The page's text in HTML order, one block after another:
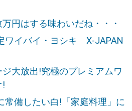
円はする味わいだね・・・
ワイバイ・ヨシキ X-JAPAN
大放出!究極のプレミアムワ
!
常備したい白!「家庭料理」に